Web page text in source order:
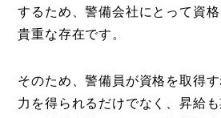
するため、警備会社にとって資
貴重な存在です。
そのため、警備員が資格を取得
力を得られるだけでなく、昇給